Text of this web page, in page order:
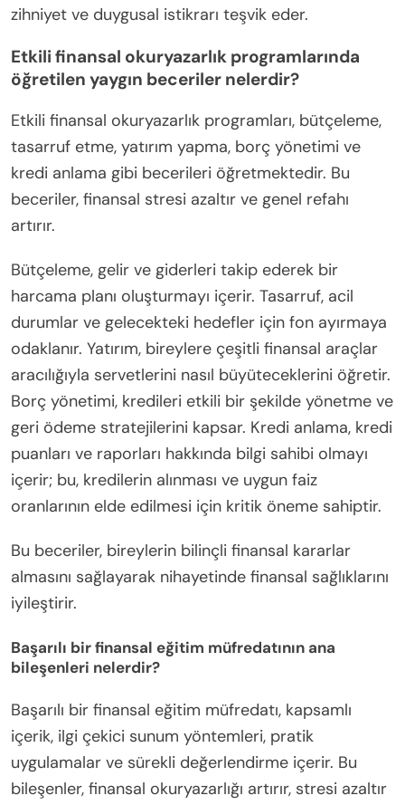
zihniyet ve duygusal istikrarı teşvik eder.
Etkili finansal okuryazarlık programlarında
öğretilen yaygın beceriler nelerdir?
Etkili finansal okuryazarlık programları, bütçeleme,
tasarruf etme, yatırım yapma, borç yönetimi ve
kredi anlama gibi becerileri öğretmektedir. Bu
beceriler, finansal stresi azaltır ve genel refahı
artırır.
Bütçeleme, gelir ve giderleri takip ederek bir
harcama planı oluşturmayı içerir. Tasarruf, acil
durumlar ve gelecekteki hedefler için fon ayırmaya
odaklanır. Yatırım, bireylere çeşitli finansal araçlar
aracılığıyla servetlerini nasıl büyüteceklerini öğretir.
Borç yönetimi, kredileri etkili bir şekilde yönetme ve
geri ödeme stratejilerini kapsar. Kredi anlama, kredi
puanları ve raporları hakkında bilgi sahibi olmayı
içerir; bu, kredilerin alınması ve uygun faiz
oranlarının elde edilmesi için kritik öneme sahiptir.
Bu beceriler, bireylerin bilinçli finansal kararlar
almasını sağlayarak nihayetinde finansal sağlıklarını
iyileştirir.
Başarılı bir finansal eğitim müfredatının ana
bileşenleri nelerdir?
Başarılı bir finansal eğitim müfredatı, kapsamlı
içerik, ilgi çekici sunum yöntemleri, pratik
uygulamalar ve sürekli değerlendirme içerir. Bu
bileşenler, finansal okuryazarlığı artırır, stresi azaltır